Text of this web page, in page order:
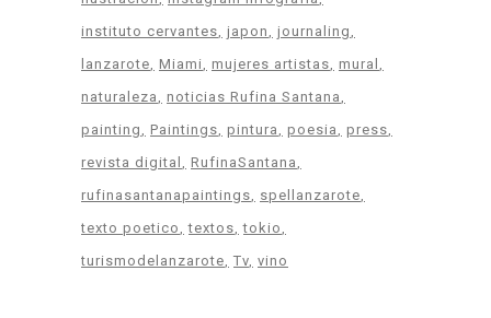
instituto cervantes japon
journaling
lanzarote Miami mujeres artistas mural
naturaleza
noticias Rufina Santana
painting
Paintings pintura poesia
press
revista digital
RufinaSantana
rufinasantanapaintings
spellanzarote
texto poetico
textos tokio
turismodelanzarote Tv vino